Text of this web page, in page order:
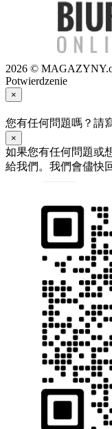
2026 ©
Potwierdzenie
×
您有任何問題嗎？請
×
如果您有任何問題或
給我們。我們會儘快